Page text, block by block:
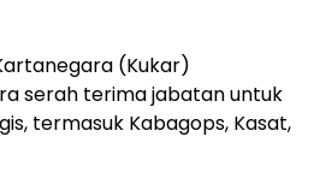
(Kukar)
serah terima jabatan untuk
termasuk Kabagops, Kasat,